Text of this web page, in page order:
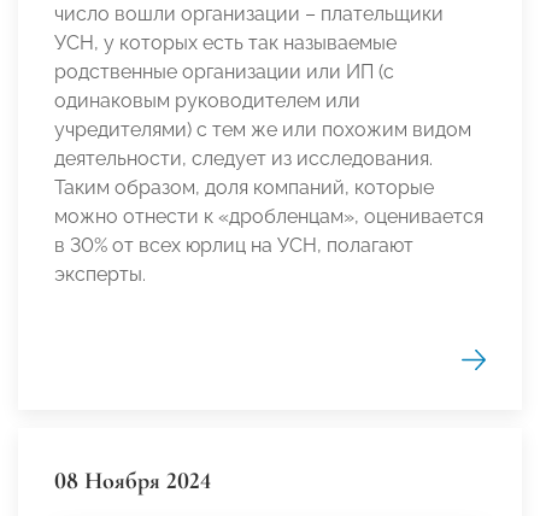
число вошли организации – плательщики
УСН, у которых есть так называемые
родственные организации или ИП (с
одинаковым руководителем или
учредителями) с тем же или похожим видом
деятельности, следует из исследования.
Таким образом, доля компаний, которые
можно отнести к «дробленцам», оценивается
в 30% от всех юрлиц на УСН, полагают
эксперты.
08 Ноября 2024